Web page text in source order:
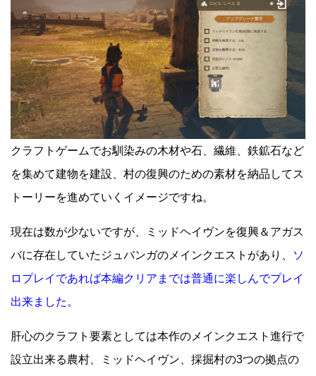
クラフトゲームでお馴染みの木材や石、繊維、鉄鉱石など
を集めて建物を建設、村の復興のための素材を納品してス
トーリーを進めていくイメージですね。
現在は数が少ないですが、ミッドヘイヴンを復興＆アガス
バに存在していたジュバンガのメインクエストがあり、
ソ
ロプレイであれば本編クリアまでは普通に楽しんでプレイ
出来ました。
肝心のクラフト要素としては本作のメインクエスト進行で
設立出来る農村、ミッドヘイヴン、採掘村の3つの拠点の